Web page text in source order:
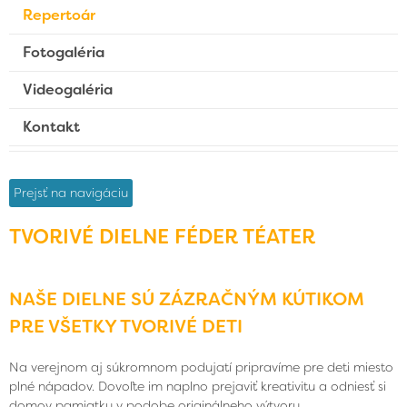
Repertoár
Fotogaléria
Videogaléria
Kontakt
Prejsť na navigáciu
TVORIVÉ DIELNE FÉDER TÉATER
NAŠE DIELNE SÚ ZÁZRAČNÝM KÚTIKOM
PRE VŠETKY TVORIVÉ DETI
Na verejnom aj súkromnom podujatí pripravíme pre deti miesto
plné nápadov. Dovoľte im naplno prejaviť kreativitu a odniesť si